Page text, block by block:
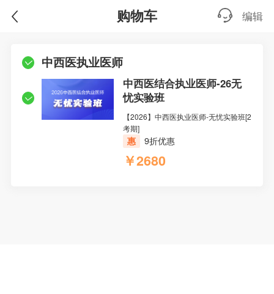
购物车 编辑
中西医执业医师
中西医结合执业医师-26无
忧实验班
【2026】中西医执业医师-无忧实验班[2
考期]
惠 9折优惠
￥2680